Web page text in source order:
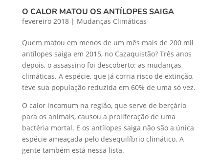
O CALOR MATOU OS ANTÍLOPES SAIGA
fevereiro 2018| Mudanças Climáticas
Quem matou em menos de um mês mais de 200 mil
antílopes saiga em 2015, no Cazaquistão? Três anos
depois, o assassino foi descoberto: as mudanças
climáticas. A espécie, que já corria risco de extinção,
teve sua população reduzida em 60% de uma só vez.
O calor incomum na região, que serve de berçário
para os animais, causou a proliferação de uma
bactéria mortal. E os antílopes saiga não são a única
espécie ameaçada pelo desequilíbrio climático. A
gente também está nessa lista.